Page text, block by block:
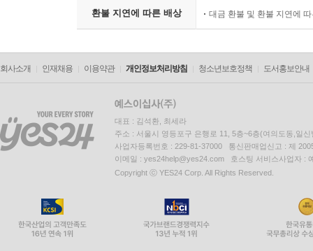
환불 지연에 따른 배상 대금 환불 및 환불 지연에
회사소개 인재채용 이용약관 개인정보처리방침 청소년보호정책 도서홍보안내
대표 : 김석환, 최세라
주소 : 서울시 영등포구 은행로 11, 5층~6층(여의도동,일신
사업자등록번호 : 229-81-37000 통신판매업신고 : 제
이메일 : yes24help@yes24.com 호스팅 서비스사업자 :
Copyright ⓒ YES24 Corp. All Rights Reserved.